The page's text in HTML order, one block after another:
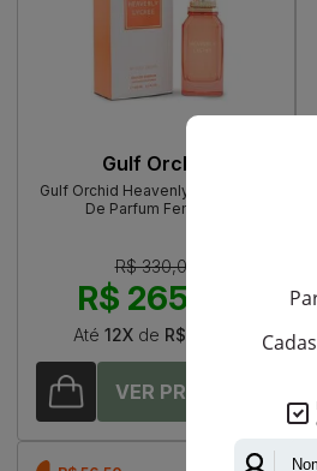
Gulf Orchid
Gulf Orchid Heavenly Lychee Eau
De Parfum Feminino
R$ 330,00
R$ 265,05
Até 12X de R$ 22,08